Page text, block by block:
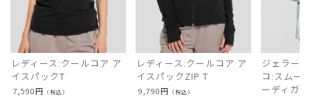
レディース:クールコア ア
イスパックT
7,590円 （税込）
レディース:クールコア ア
イスパックZIP T
9,790円 （税込）
ジェラー
コ:スムー
ーディガン